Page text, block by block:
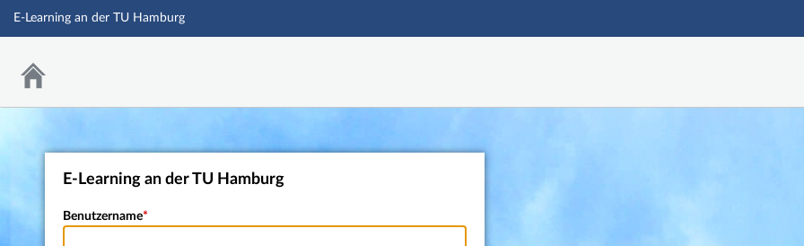
Hauptnavigation
E-Learning an der TU Hamburg
E-Learning an der TU Hamburg
Benutzername